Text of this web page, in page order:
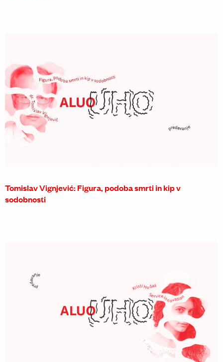
Tomislav Vignjević: Figura, podoba smrti in kip v
sodobnosti